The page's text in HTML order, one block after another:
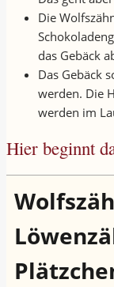
Die
das Gebäck
Das Gebäck
werden. Die
werden im
Hier beginnt